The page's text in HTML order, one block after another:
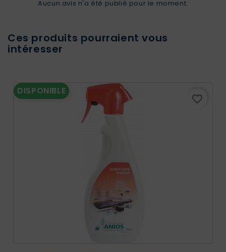
Aucun avis n'a été publié pour le moment.
Ces produits pourraient vous
intéresser
DISPONIBLE
favorite_border